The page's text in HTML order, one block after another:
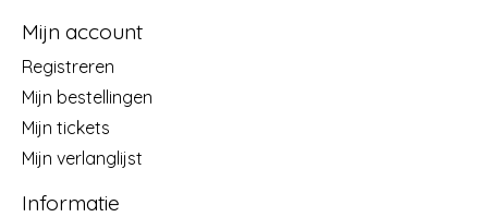
Mijn account
Registreren
Mijn bestellingen
Mijn tickets
Mijn verlanglijst
Informatie